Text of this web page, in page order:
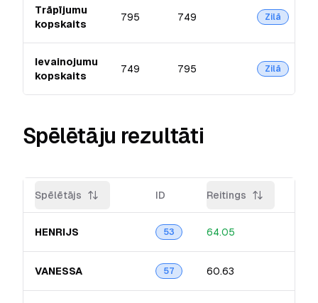
Trāpījumu
kopskaits
795 749 Zilā
Ievainojumu
kopskaits
749 795 Zilā
Spēlētāju rezultāti
Spēlētājs ID Reitings
HENRIJS 53 64.05
VANESSA 57 60.63